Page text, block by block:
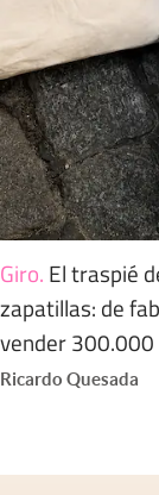
Giro. El traspié
zapatillas: de
vender
Ricardo Quesada